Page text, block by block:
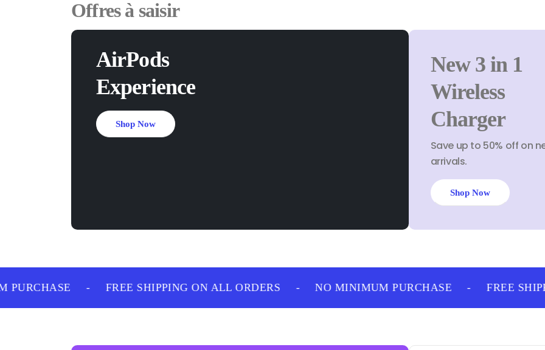
Offres à saisir
AirPods
Experience
Shop Now
New 3 in 1
Wireless
Charger
Save up to 50% off on
arrivals.
Shop Now
FREE SHIPPING ON ALL ORDERS NO MINIMUM PURCHASE FREE